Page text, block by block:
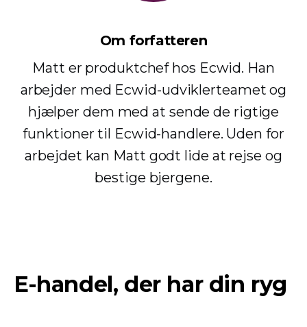
Om forfatteren
Matt er produktchef hos Ecwid. Han
arbejder med Ecwid-udviklerteamet og
hjælper dem med at sende de rigtige
funktioner til Ecwid-handlere. Uden for
arbejdet kan Matt godt lide at rejse og
bestige bjergene.
E-handel, der har din ryg